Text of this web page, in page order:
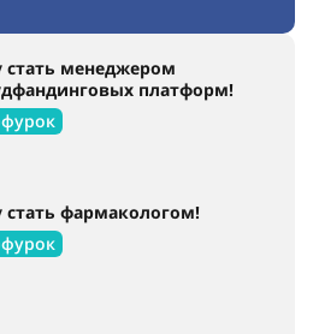
стать менеджером
платформ!
стать фармакологом!